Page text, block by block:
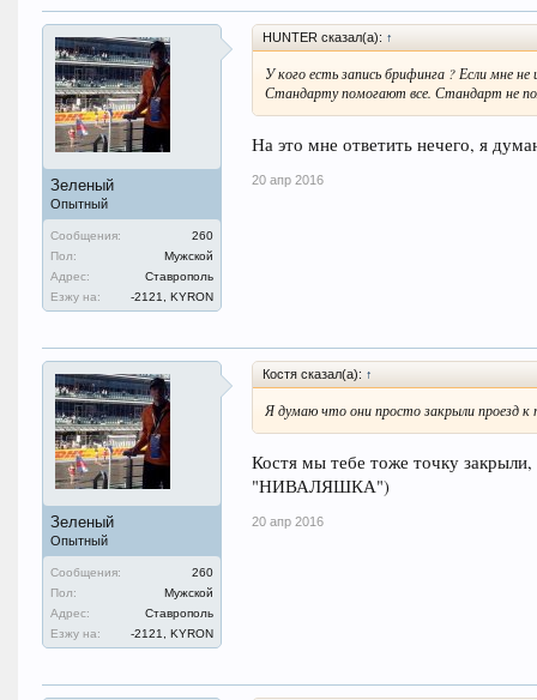
Зеленый
Опытный
Сообщения:
260
Пол:
Мужской
Адрес:
Ставрополь
Езжу на:
-2121, KYRON
HUNTER сказал(а): ↑
У кого есть запись брифинга ? Если мне
Стандарту помогают все. Стандарт не
На это мне ответить нечего, я
20 апр 2016
Зеленый
Опытный
Сообщения:
260
Пол:
Мужской
Адрес:
Ставрополь
Езжу на:
-2121, KYRON
Костя сказал(а): ↑
Я думаю что они просто закрыли проезд к
Костя мы тебе тоже точку
"НИВАЛЯШКА")
20 апр 2016